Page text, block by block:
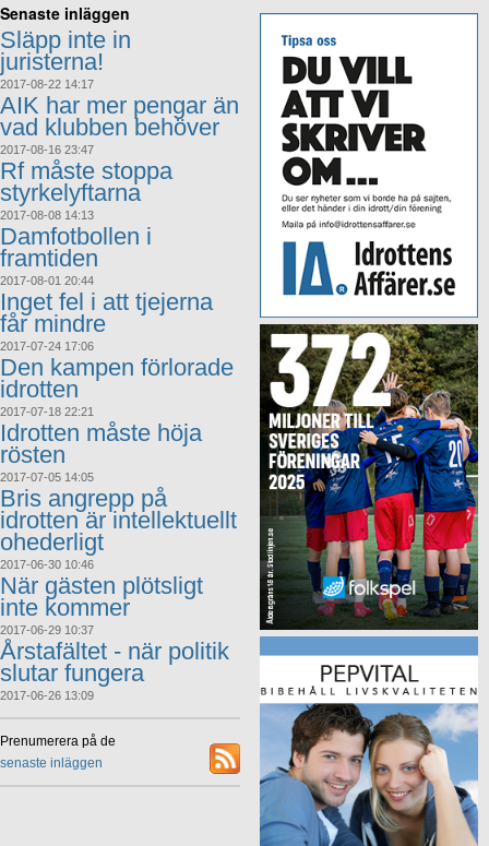
Senaste inläggen
Släpp inte in
juristerna!
2017-08-22 14:17
AIK har mer pengar än
vad klubben behöver
2017-08-16 23:47
Rf måste stoppa
styrkelyftarna
2017-08-08 14:13
Damfotbollen i
framtiden
2017-08-01 20:44
Inget fel i att tjejerna
får mindre
2017-07-24 17:06
Den kampen förlorade
idrotten
2017-07-18 22:21
Idrotten måste höja
rösten
2017-07-05 14:05
Bris angrepp på
idrotten är intellektuellt
ohederligt
2017-06-30 10:46
När gästen plötsligt
inte kommer
2017-06-29 10:37
Årstafältet - när politik
slutar fungera
2017-06-26 13:09
Prenumerera på de
senaste inläggen